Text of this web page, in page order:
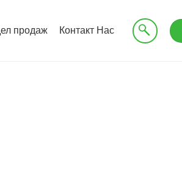
продаж Контакт Нас